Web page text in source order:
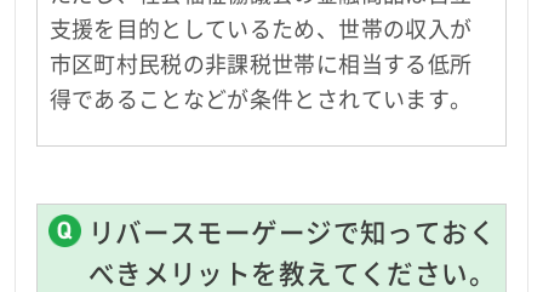
支援を目的としているため、世帯の収入が
市区町村民税の非課税世帯に相当する低所
得であることなどが条件とされています。
リバースモーゲージで知っておく
べきメリットを教えてください。